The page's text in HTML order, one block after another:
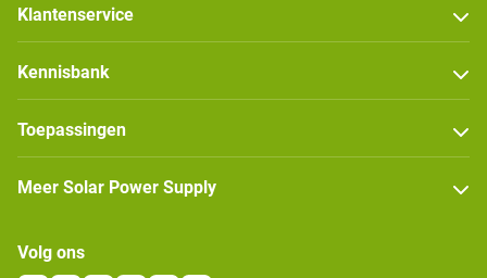
Klantenservice
Kennisbank
Toepassingen
Meer Solar Power Supply
Volg ons